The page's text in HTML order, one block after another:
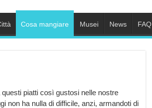
Cosa mangiare Musei News FAQ
piatti così gustosi nelle nostre
non ha nulla di difficile, anzi, armandoti di